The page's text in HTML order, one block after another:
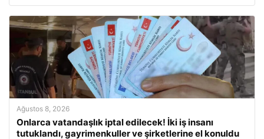
Ağustos 8, 2026
Onlarca vatandaşlık iptal edilecek! İki iş insanı
tutuklandı, gayrimenkuller ve şirketlerine el konuldu